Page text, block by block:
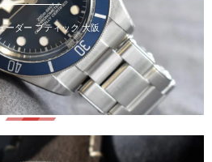
ーダー ブティック 大阪